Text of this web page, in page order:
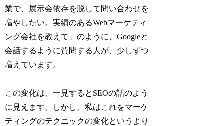
業で、展示会依存を脱して問い合わせを
増やしたい。実績のあるWebマーケティ
ング会社を教えて」のように、Googleと
会話するように質問する人が、少しずつ
増えています。
この変化は、一見するとSEOの話のよう
に見えます。しかし、私はこれをマーケ
ティングのテクニックの変化というより